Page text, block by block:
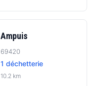
Ampuis
69420
1 déchetterie
10.2 km